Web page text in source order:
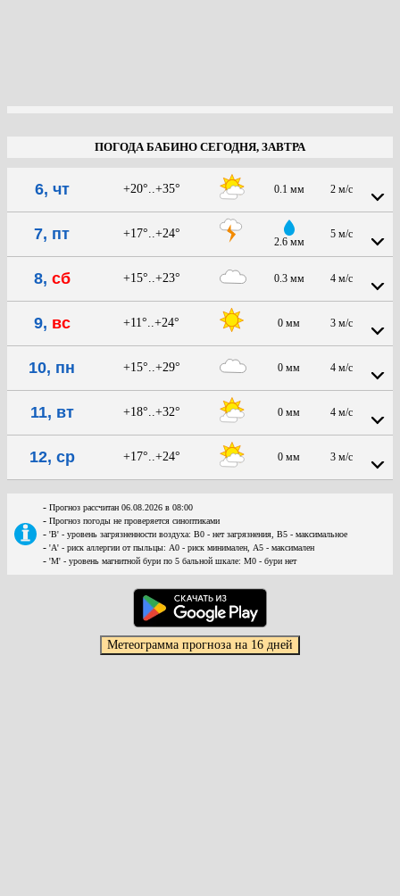
ПОГОДА БАБИНО СЕГОДНЯ, ЗАВТРА
6, чт +20°..+35° 0.1 мм 2 м/с
7, пт +17°..+24°
2.6 мм
5 м/с
8, сб +15°..+23° 0.3 мм 4 м/с
9, вс +11°..+24° 0 мм 3 м/с
10, пн +15°..+29° 0 мм 4 м/с
11, вт +18°..+32° 0 мм 4 м/с
12, ср +17°..+24° 0 мм 3 м/с
- Прогноз рассчитан 06.08.2026 в 08:00
- Прогноз погоды не проверяется синоптиками
- 'В' - уровень загрязненности воздуха: В0 - нет загрязнения, В5 - максимальное
- 'А' - риск аллергии от пыльцы: А0 - риск минимален, А5 - максимален
- 'М' - уровень магнитной бури по 5 бальной шкале: М0 - бури нет